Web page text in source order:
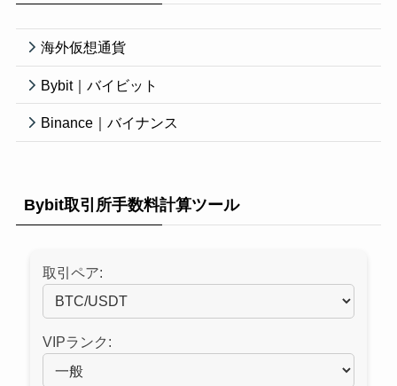
海外仮想通貨
Bybit｜バイビット
Binance｜バイナンス
Bybit取引所手数料計算ツール
取引ペア:
VIPランク: